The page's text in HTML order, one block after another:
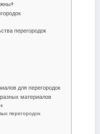
перегородок
для перегородок
материалов
перегородок